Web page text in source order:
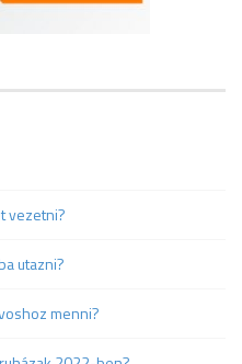
vezetni?
utazni?
menni?